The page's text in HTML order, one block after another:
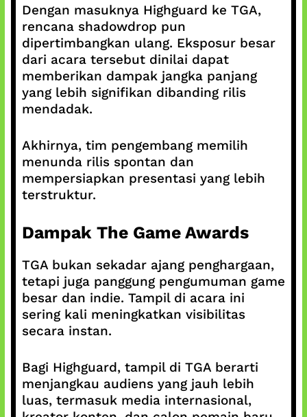
Dengan masuknya Highguard ke TGA,
rencana shadowdrop pun
dipertimbangkan ulang. Eksposur besar
dari acara tersebut dinilai dapat
memberikan dampak jangka panjang
yang lebih signifikan dibanding rilis
mendadak.
Akhirnya, tim pengembang memilih
menunda rilis spontan dan
mempersiapkan presentasi yang lebih
terstruktur.
Dampak The Game Awards
TGA bukan sekadar ajang penghargaan,
tetapi juga panggung pengumuman game
besar dan indie. Tampil di acara ini
sering kali meningkatkan visibilitas
secara instan.
Bagi Highguard, tampil di TGA berarti
menjangkau audiens yang jauh lebih
luas, termasuk media internasional,